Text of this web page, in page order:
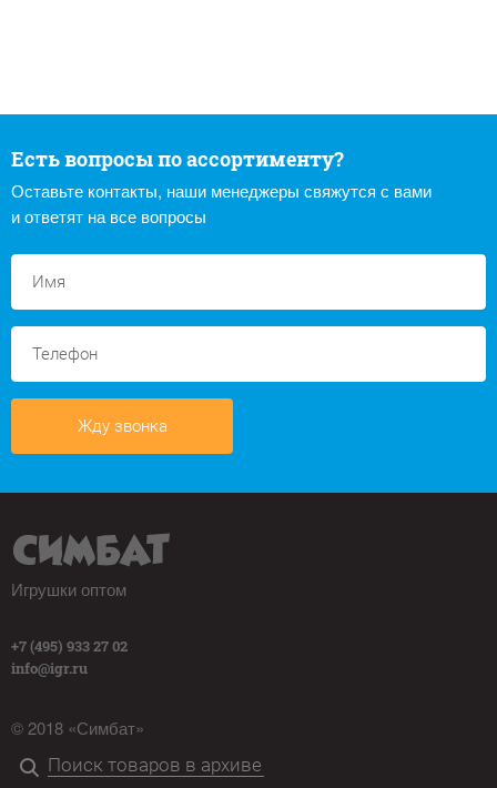
Есть вопросы по ассортименту?
Оставьте контакты, наши менеджеры свяжутся с вами
и ответят на все вопросы
Жду звонка
Игрушки оптом
+7 (495) 933 27 02
info@igr.ru
© 2018 «Симбат»